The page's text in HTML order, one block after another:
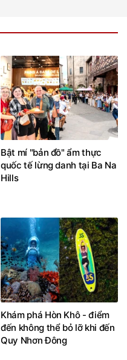
Bật mí "bản đồ" ẩm thực
quốc tế lừng danh tại Ba Na
Hills
Khám phá Hòn Khô - điểm
đến không thể bỏ lỡ khi đến
Quy Nhơn Đông